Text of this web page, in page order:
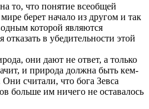
то, что понятие всеобщей
берет начало из другом и так
которой являются
в убедительности этой
они дают не ответ, а только
и природа должна быть кем-
считали, что бога Зевса
больше им ничего не оставалось